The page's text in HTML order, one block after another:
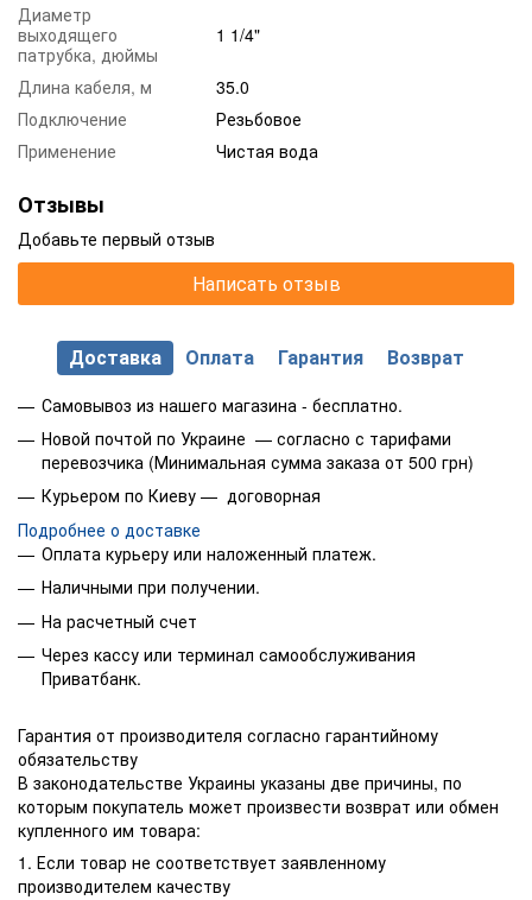
Диаметр
выходящего
патрубка, дюймы
1 1/4"
Длина кабеля, м
35.0
Подключение
Резьбовое
Применение
Чистая вода
Отзывы
Добавьте первый отзыв
Написать отзыв
Доставка Оплата Гарантия Возврат
Самовывоз из нашего магазина - бесплатно.
Новой почтой по Украине — согласно с тарифами
перевозчика (Минимальная сумма заказа от 500 грн)
Курьером по Киеву — договорная
Подробнее о доставке
Оплата курьеру или наложенный платеж.
Наличными при получении.
На расчетный счет
Через кассу или терминал самообслуживания
Приватбанк.
Гарантия от производителя согласно гарантийному
обязательству
В законодательстве Украины указаны две причины, по
которым покупатель может произвести возврат или обмен
купленного им товара:
1. Если товар не соответствует заявленному
производителем качеству